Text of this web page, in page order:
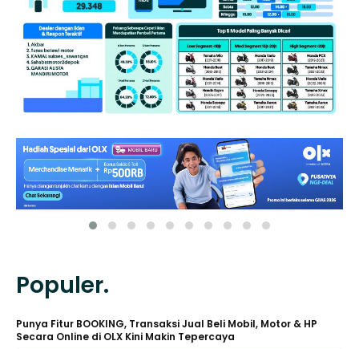
Populer.
Punya Fitur BOOKING, Transaksi Jual Beli Mobil, Motor & HP
Secara Online di OLX Kini Makin Tepercaya